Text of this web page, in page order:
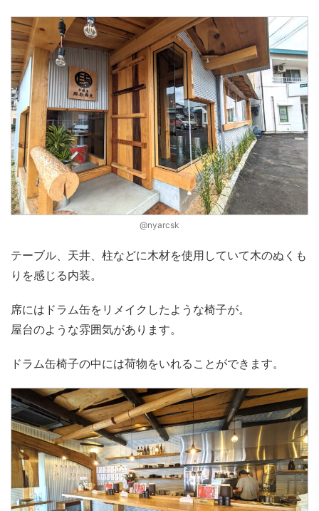
@nyarcsk
テーブル、天井、柱などに木材を使用していて木のぬくも
りを感じる内装。
席にはドラム缶をリメイクしたような椅子が。
屋台のような雰囲気があります。
ドラム缶椅子の中には荷物をいれることができます。